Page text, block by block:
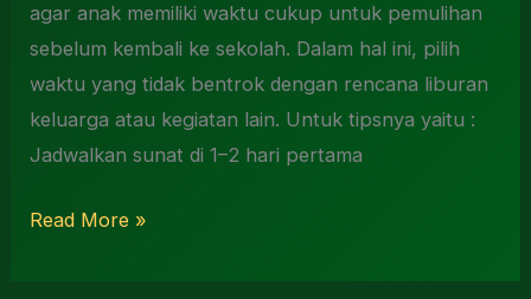
agar anak memiliki waktu cukup untuk pemulihan
sebelum kembali ke sekolah. Dalam hal ini, pilih
waktu yang tidak bentrok dengan rencana liburan
keluarga atau kegiatan lain. Untuk tipsnya yaitu :
Jadwalkan sunat di 1–2 hari pertama
Read More »